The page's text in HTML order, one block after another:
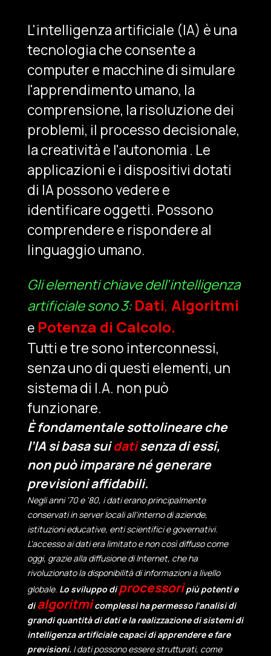
L'intelligenza artificiale (IA) è una
tecnologia che consente a
computer e macchine di simulare
l'apprendimento umano, la
comprensione, la risoluzione dei
problemi, il processo decisionale,
la creatività e l'autonomia . Le
applicazioni e i dispositivi dotati
di IA possono vedere e
identificare oggetti. Possono
comprendere e rispondere al
linguaggio umano.
Gli elementi chiave dell’intelligenza
artificiale sono 3:Dati, Algoritmi
e Potenza di Calcolo.
Tutti e tre sono interconnessi,
senza uno di questi elementi, un
sistema di I.A. non può
funzionare.
È fondamentale sottolineare che
l’IA si basa suidatisenza di essi,
non può imparare né generare
previsioni affidabili.
Negli anni '70 e '80, i dati erano principalmente
conservati in server locali all’interno di aziende,
istituzioni educative, enti scientifici e governativi.
L’accesso ai dati era limitato e non così diffuso come
oggi, grazie alla diffusione di Internet, che ha
rivoluzionato la disponibilità di informazioni a livello
globale. Lo sviluppo diprocessoripiù potenti e
dialgoritmicomplessi ha permesso l’analisi di
grandi quantità di dati e la realizzazione di sistemi di
intelligenza artificiale capaci di apprendere e fare
previsioni. I dati possono essere strutturati, come